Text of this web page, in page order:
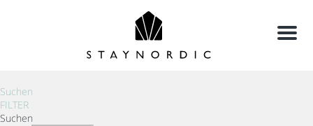
Menu
Suchen
FILTER
Suchen